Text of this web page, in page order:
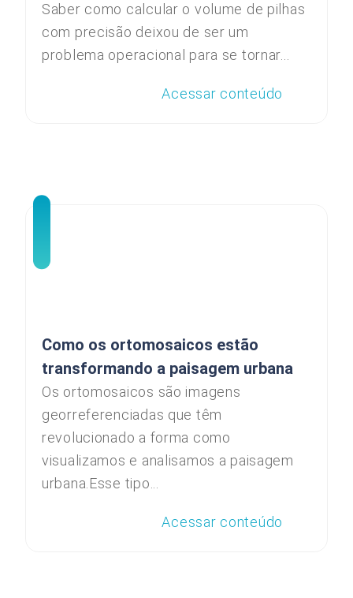
Saber como calcular o volume de pilhas
com precisão deixou de ser um
problema operacional para se tornar...
Acessar conteúdo
Como os ortomosaicos estão
transformando a paisagem urbana
Os ortomosaicos são imagens
georreferenciadas que têm
revolucionado a forma como
visualizamos e analisamos a paisagem
urbana.Esse tipo...
Acessar conteúdo